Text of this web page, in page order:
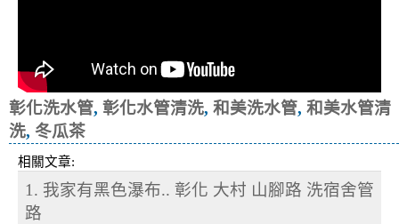
彰化洗水管, 彰化水管清洗, 和美洗水管, 和美水管清
洗, 冬瓜茶
相關文章:
1. 我家有黑色瀑布.. 彰化 大村 山腳路 洗宿舍管
路